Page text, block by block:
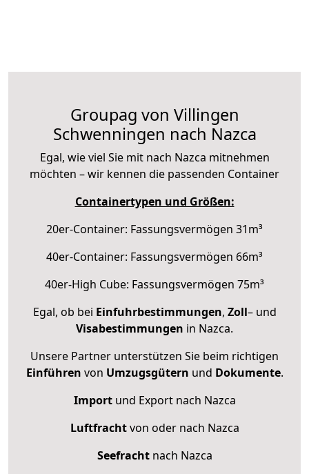
Groupag von Villingen
Schwenningen nach Nazca
Egal, wie viel Sie mit nach Nazca mitnehmen
möchten – wir kennen die passenden Container
Containertypen und Größen:
20er-Container: Fassungsvermögen 31m³
40er-Container: Fassungsvermögen 66m³
40er-High Cube: Fassungsvermögen 75m³
Egal, ob bei Einfuhrbestimmungen, Zoll– und
Visabestimmungen in Nazca.
Unsere Partner unterstützen Sie beim richtigen
Einführen von Umzugsgütern und Dokumente.
Importund Export nach Nazca
Luftfrachtvon oder nach Nazca
Seefrachtnach Nazca